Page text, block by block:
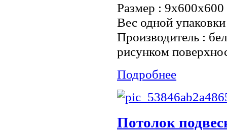
Размер :
Вес одной
Производитель :
рисунком
Подробнее
Потолок